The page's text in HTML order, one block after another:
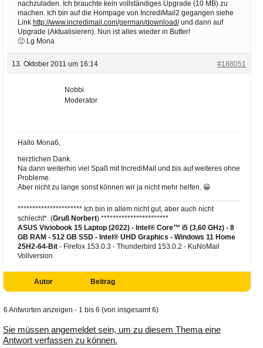
nachzuladen. Ich brauchte kein vollständiges Upgrade (10 MB) zu
machen. Ich bin auf die Hompage von IncrediMail2 gegangen siehe
Link http://www.incredimail.com/german/download/und dann auf
Upgrade (Aktualisieren). Nun ist alles wieder in Butter!
🙂 Lg Mona
13. Oktober 2011 um 16:14 #188051
Nobbi
Moderator
Hallo Mona6,
herzlichen Dank.
Na dann weiterhin viel Spaß mit IncrediMail und bis auf weiteres ohne
Probleme.
Aber nicht zu lange sonst können wir ja nicht mehr helfen. 😀
********************** Ich bin in allem nicht gut, aber auch nicht
schlecht*. (Gruß Norbert) ***********************
ASUS Viviobook 15 Laptop (2022) - Intel® Core™ i5 (3,60 GHz) - 8
GB RAM - 512 GB SSD - Intel® UHD Graphics - Windows 11 Home
25H2-64-Bit- Firefox 153.0.3 - Thunderbird 153.0.2 - KuNoMail
Vollversion
Autor Beitrag
6 Antworten anzeigen - 1 bis 6 (von insgesamt 6)
Sie müssen angemeldet sein, um zu diesem Thema eine
Antwort verfassen zu können.